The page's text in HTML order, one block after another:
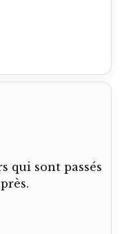
qui sont passés